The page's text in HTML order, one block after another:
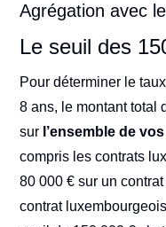
Agrégation avec
Le seuil des
Pour déterminer le
8 ans, le montant total
sur l’ensemble de
compris les contrats
80 000 € sur un
contrat